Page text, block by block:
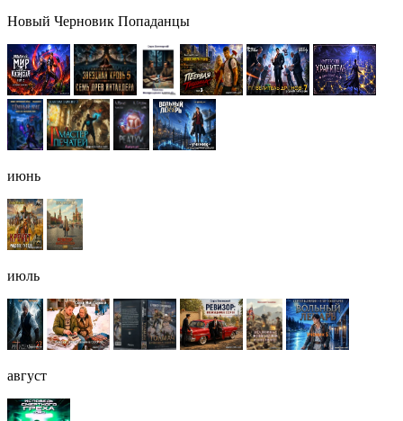
Новый Черновик Попаданцы
июнь
июль
август